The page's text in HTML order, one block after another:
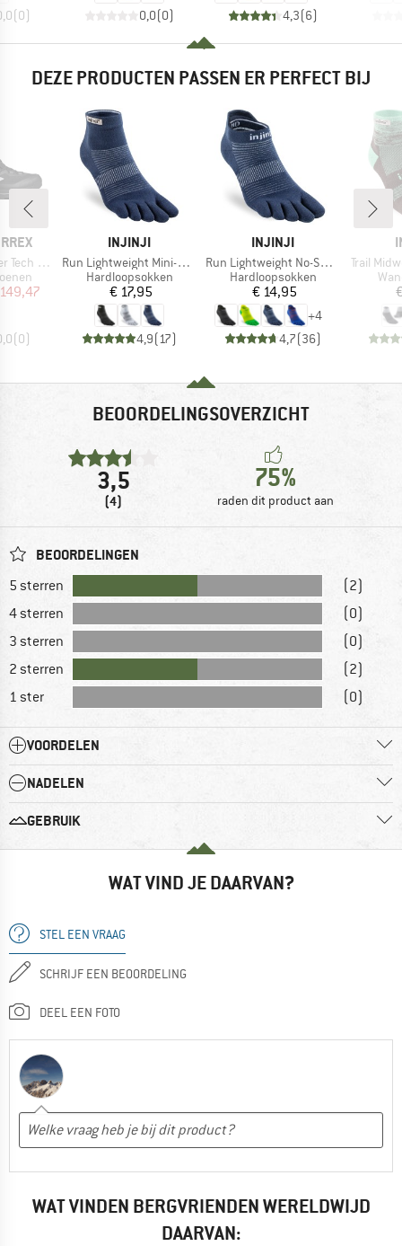
(0) 0,0(0)
4,3(6)
DEZE PRODUCTEN PASSEN ER PERFECT BIJ
GTX
prijs
(0)
MERK
INJINJI
Artikel
Run Lightweight Mini-Crew
Productgroep
Hardloopsokken
Prijs
€ 17,95
4,9(17)
MERK
INJINJI
Artikel
Run Lightweight No-Show
Productgroep
Hardloopsokken
Prijs
€ 14,95
+4
4,7(36)
Artikel
Trail
BEOORDELINGSOVERZICHT
3,5
(4)
75%
raden dit product aan
BEOORDELINGEN
5 sterren
(2)
4 sterren
(0)
3 sterren
(0)
2 sterren
(2)
1 ster
(0)
VOORDELEN
NADELEN
GEBRUIK
WAT VIND JE DAARVAN?
STEL EEN VRAAG
SCHRIJF EEN BEOORDELING
DEEL EEN FOTO
WAT VINDEN BERGVRIENDEN WERELDWIJD
DAARVAN: